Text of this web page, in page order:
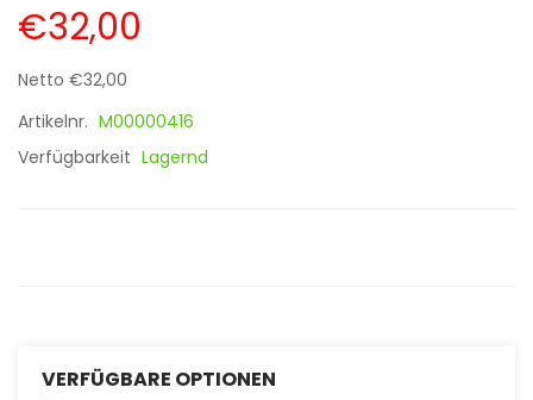
€32,00
Netto €32,00
Artikelnr. M00000416
Verfügbarkeit Lagernd
VERFÜGBARE OPTIONEN